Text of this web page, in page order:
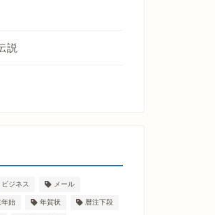
説
ビジネス メール
年始 年賀状 暦注下段